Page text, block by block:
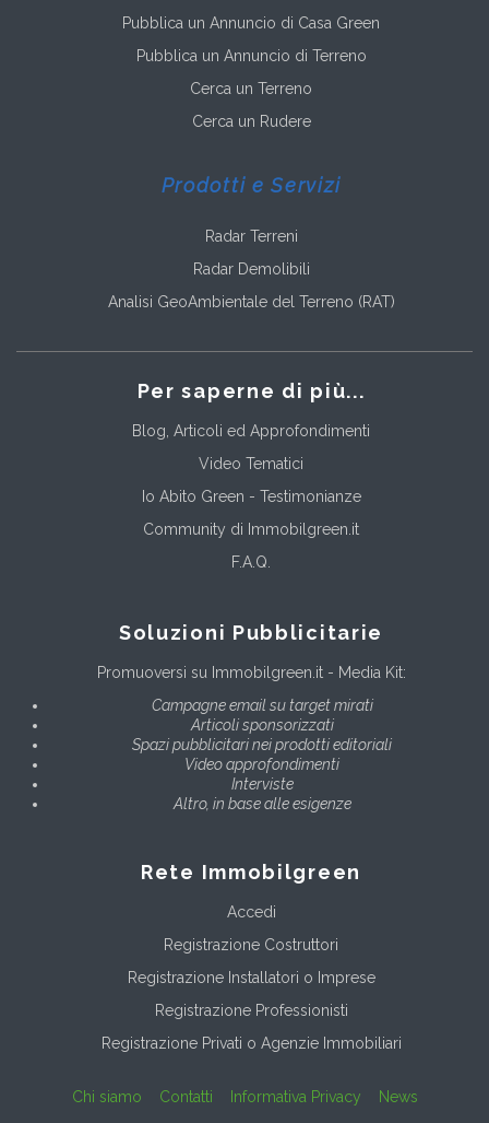
Pubblica un Annuncio di Casa Green
Pubblica un Annuncio di Terreno
Cerca un Terreno
Cerca un Rudere
Prodotti e Servizi
Radar Terreni
Radar Demolibili
Analisi GeoAmbientale del Terreno (RAT)
Per saperne di più...
Blog, Articoli ed Approfondimenti
Video Tematici
Io Abito Green - Testimonianze
Community di Immobilgreen.it
F.A.Q.
Soluzioni Pubblicitarie
Promuoversi su Immobilgreen.it - Media Kit:
Campagne email su target mirati
Articoli sponsorizzati
Spazi pubblicitari nei prodotti editoriali
Video approfondimenti
Interviste
Altro, in base alle esigenze
Rete Immobilgreen
Accedi
Registrazione Costruttori
Registrazione Installatori o Imprese
Registrazione Professionisti
Registrazione Privati o Agenzie Immobiliari
Chi siamo Contatti Informativa Privacy News